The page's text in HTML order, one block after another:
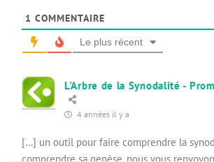
1 COMMENTAIRE
Le plus récent
L'Arbre de la Synodalité -
4 années il y a
[…] un outil pour faire comprendre la
comprendre sa genèse, nous vous